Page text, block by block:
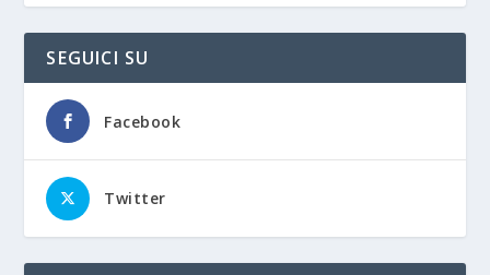
SEGUICI SU
Facebook
Twitter